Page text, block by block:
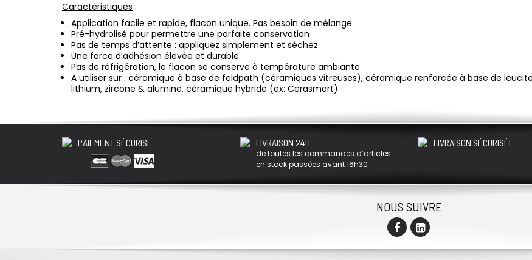
Caractéristiques :
Application facile et rapide, flacon unique. Pas besoin de mélange
Pré-hydrolisé pour permettre une parfaite conservation
Pas de temps d’attente : appliquez simplement et séchez
Une force d’adhésion élevée et durable
Pas de réfrigération, le flacon se conserve à température ambiante
A utiliser sur : céramique à base de feldpath (céramiques vitreuses), céramique renforcée à base de
lithium, zircone & alumine, céramique hybride (ex: Cerasmart)
PAIEMENT SÉCURISÉ LIVRAISON 24H
de toutes les commandes d’articles
en stock passées avant 16h30
LIVRAISON SÉCURISÉE
NOUS SUIVRE